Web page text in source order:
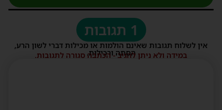
1 תגובות
אין לשלוח תגובות שאינם הולמות או מכילות דברי לשון הרע,
הסתה ורכילות.
במידה ולא ניתן להגיב - הכתבה סגורה לתגובות.